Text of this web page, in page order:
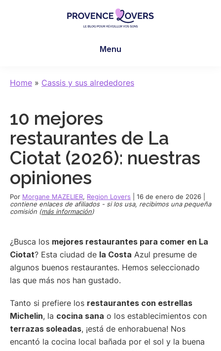
en
Le
blog
de
Claire
Manu
Menu
Home » Cassis y sus alrededores
10 mejores
restaurantes de La
Ciotat (2026): nuestras
opiniones
Por Morgane MAZELIER, Region Lovers 16 de enero de 2026
contiene enlaces de afiliados - si los usa, recibimos una pequeña
comisión (más información)
¿Busca los mejores restaurantes para comer en La
Ciotat? Esta ciudad de la Costa Azul presume de
algunos buenos restaurantes. Hemos seleccionado
las que más nos han gustado.
Tanto si prefiere los restaurantes con estrellas
Michelin, la cocina sana o los establecimientos con
terrazas soleadas, ¡está de enhorabuena! Nos
encantó la cocina local bañada por el sol y la buena